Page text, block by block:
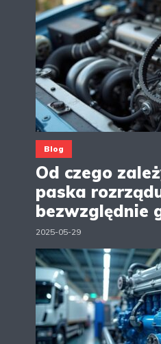
Blog
Od czego
paska
bezwzględnie
2025-05-29